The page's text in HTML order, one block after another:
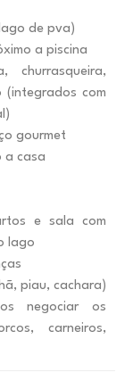
de pva)
a piscina
churrasqueira,
com
gourmet
a casa
e sala com
lago
piau, cachara)
negociar os
carneiros,